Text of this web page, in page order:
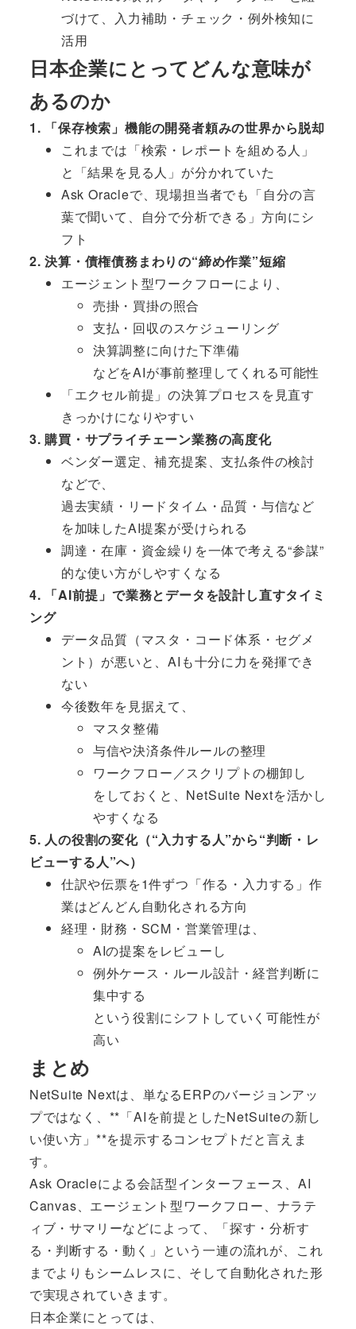
づけて、入力補助・チェック・例外検知に
活用
日本企業にとってどんな意味が
あるのか
1. 「保存検索」機能の開発者頼みの世界から脱却
これまでは「検索・レポートを組める人」
と「結果を見る人」が分かれていた
Ask Oracleで、現場担当者でも「自分の言
葉で聞いて、自分で分析できる」方向にシ
フト
2. 決算・債権債務まわりの“締め作業”短縮
エージェント型ワークフローにより、
売掛・買掛の照合
支払・回収のスケジューリング
決算調整に向けた下準備
などをAIが事前整理してくれる可能性
「エクセル前提」の決算プロセスを見直す
きっかけになりやすい
3. 購買・サプライチェーン業務の高度化
ベンダー選定、補充提案、支払条件の検討
などで、
過去実績・リードタイム・品質・与信など
を加味したAI提案が受けられる
調達・在庫・資金繰りを一体で考える“参謀”
的な使い方がしやすくなる
4. 「AI前提」で業務とデータを設計し直すタイミ
ング
データ品質（マスタ・コード体系・セグメ
ント）が悪いと、AIも十分に力を発揮でき
ない
今後数年を見据えて、
マスタ整備
与信や決済条件ルールの整理
ワークフロー／スクリプトの棚卸し
をしておくと、NetSuite Nextを活かし
やすくなる
5. 人の役割の変化（“入力する人”から“判断・レ
ビューする人”へ）
仕訳や伝票を1件ずつ「作る・入力する」作
業はどんどん自動化される方向
経理・財務・SCM・営業管理は、
AIの提案をレビューし
例外ケース・ルール設計・経営判断に
集中する
という役割にシフトしていく可能性が
高い
まとめ
NetSuite Nextは、単なるERPのバージョンアッ
プではなく、**「AIを前提としたNetSuiteの新し
い使い方」**を提示するコンセプトだと言えま
す。
Ask Oracleによる会話型インターフェース、AI
Canvas、エージェント型ワークフロー、ナラテ
ィブ・サマリーなどによって、「探す・分析す
る・判断する・動く」という一連の流れが、これ
までよりもシームレスに、そして自動化された形
で実現されていきます。
日本企業にとっては、